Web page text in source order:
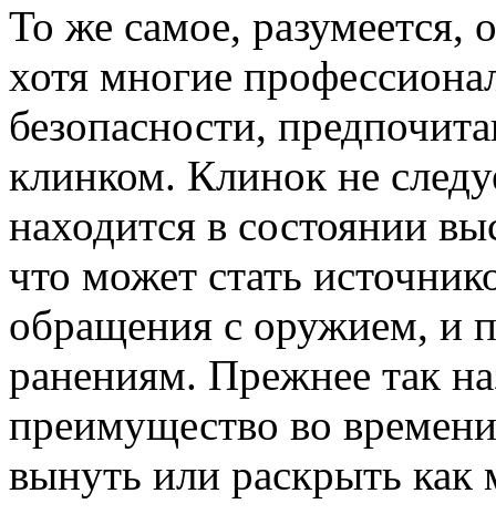
То же самое, разумеется,
хотя многие
безопасности,
клинком. Клинок не
находится в состоянии
что может стать
обращения с оружием, и
ранениям. Прежнее так
преимущество во
вынуть или раскрыть